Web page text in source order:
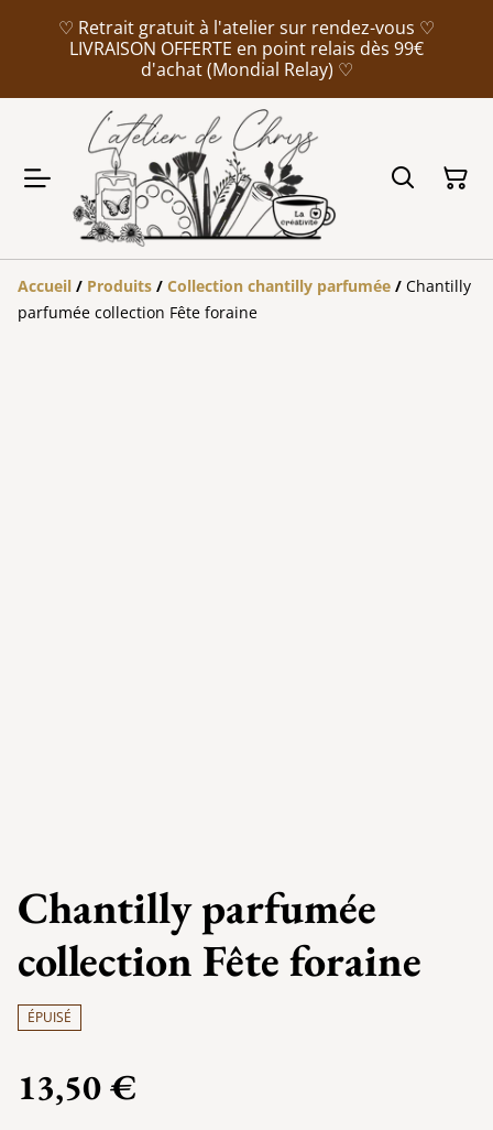
♡ Retrait gratuit à l'atelier sur rendez-vous ♡
LIVRAISON OFFERTE en point relais dès 99€
d'achat (Mondial Relay) ♡
Accueil / Produits / Collection chantilly parfumée / Chantilly
parfumée collection Fête foraine
Chantilly parfumée
collection Fête foraine
ÉPUISÉ
13,50 €